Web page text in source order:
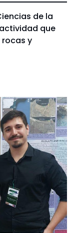
de la
que
rocas y